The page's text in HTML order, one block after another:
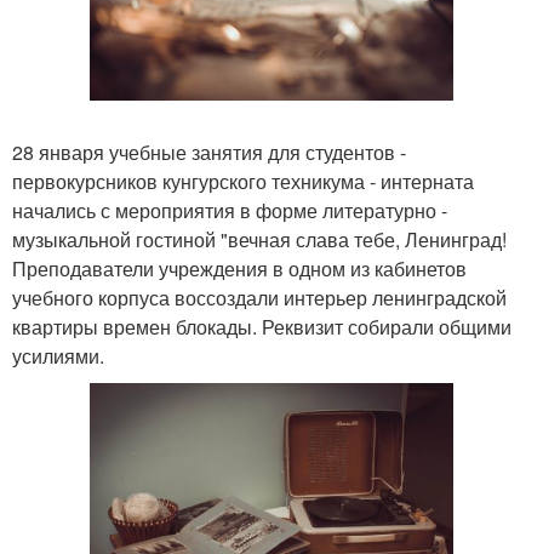
28 января учебные занятия для студентов -
первокурсников кунгурского техникума - интерната
начались с мероприятия в форме литературно -
музыкальной гостиной "вечная слава тебе, Ленинград!
Преподаватели учреждения в одном из кабинетов
учебного корпуса воссоздали интерьер ленинградской
квартиры времен блокады. Реквизит собирали общими
усилиями.